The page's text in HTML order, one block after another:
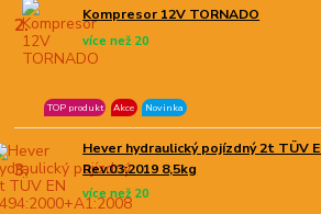
2. Kompresor 12V TORNADO
více než 20
TOP produkt Akce Novinka
3.
Hever hydraulický pojízdný 2t TÜV
Rev.03:2019 8,5kg
více než 20